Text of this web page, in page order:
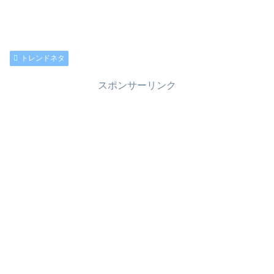
トレンドネタ
スポンサーリンク